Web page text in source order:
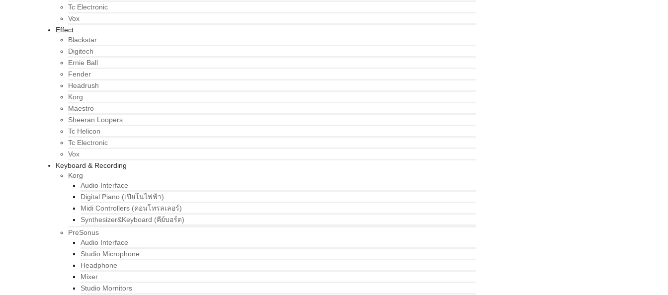
Tc Electronic
Vox
Effect
Blackstar
Digitech
Ernie Ball
Fender
Headrush
Korg
Maestro
Sheeran Loopers
Tc Helicon
Tc Electronic
Vox
Keyboard & Recording
Korg
Audio Interface
Digital Piano (เปียโนไฟฟ้า)
Midi Controllers (คอนโทรลเลอร์)
Synthesizer&Keyboard (คีย์บอร์ด)
PreSonus
Audio Interface
Studio Microphone
Headphone
Mixer
Studio Mornitors